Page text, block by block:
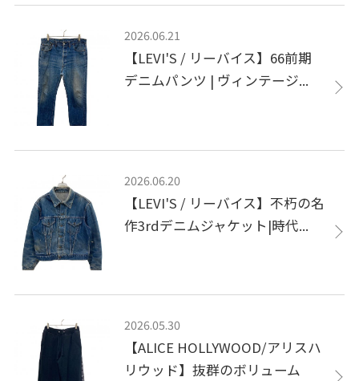
2026.06.21
【LEVI'S / リーバイス】66前期
デニムパンツ | ヴィンテージ...
2026.06.20
【LEVI'S / リーバイス】不朽の名
作3rdデニムジャケット|時代...
2026.05.30
【ALICE HOLLYWOOD/アリスハ
リウッド】抜群のボリューム